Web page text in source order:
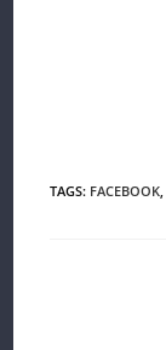
TAGS: FACEBOOK,